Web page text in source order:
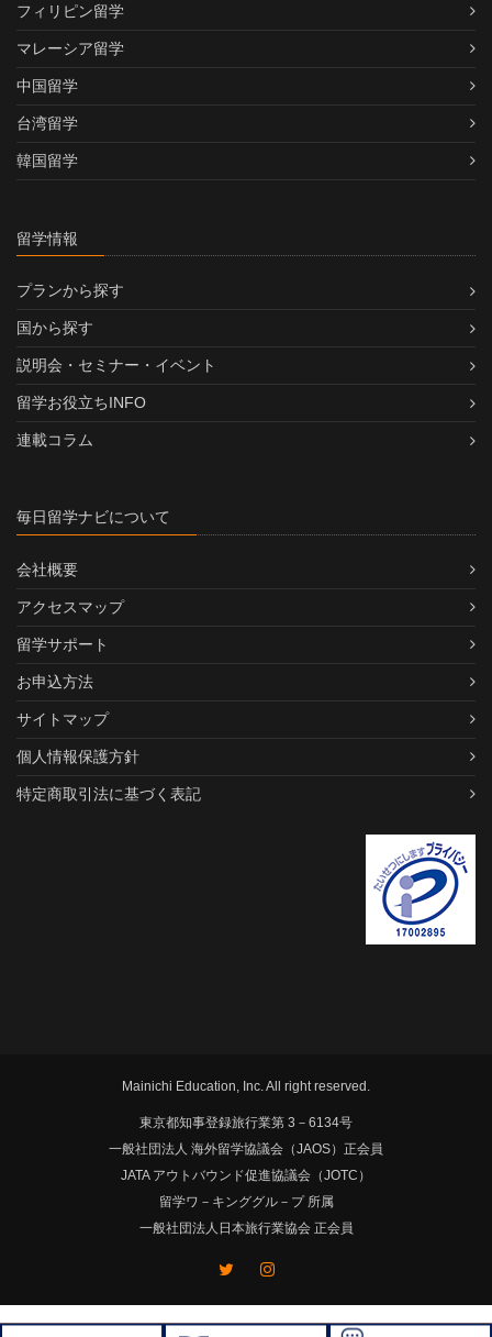
フィリピン留学
マレーシア留学
中国留学
台湾留学
韓国留学
留学情報
プランから探す
国から探す
説明会・セミナー・イベント
留学お役立ちINFO
連載コラム
毎日留学ナビについて
会社概要
アクセスマップ
留学サポート
お申込方法
サイトマップ
個人情報保護方針
特定商取引法に基づく表記
Mainichi Education, Inc. All right reserved.
東京都知事登録旅行業第 3－6134号
一般社団法人 海外留学協議会（JAOS）正会員
JATA アウトバウンド促進協議会（JOTC）
留学ワ－キンググル－プ 所属
一般社団法人日本旅行業協会 正会員